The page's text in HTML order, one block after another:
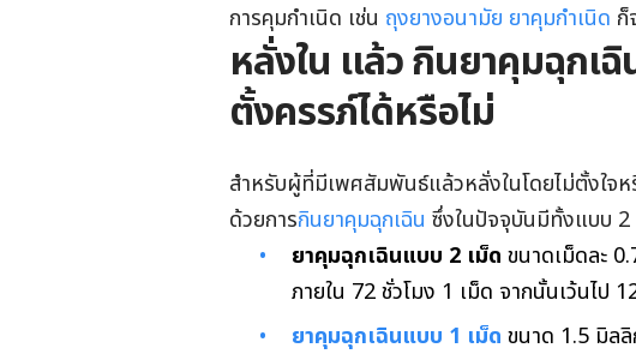
การคุมกำเนิด เช่น ถุงยางอนามัย ยาคุมกำเนิด ก็
หลั่งใน แล้ว กินยาคุมฉุกเ
ตั้งครรภ์ได้หรือไม่
สำหรับผู้ที่มีเพศสัมพันธ์แล้วหลั่งในโดยไม่ตั้งใจ
ด้วยการกินยาคุมฉุกเฉิน ซึ่งในปัจจุบันมีทั้งแบบ
ยาคุมฉุกเฉินแบบ 2 เม็ด ขนาดเม็ดละ
ภายใน 72 ชั่วโมง 1 เม็ด จากนั้นเว้นไป
ยาคุมฉุกเฉินแบบ 1 เม็ด ขนาด 1.5 มิล